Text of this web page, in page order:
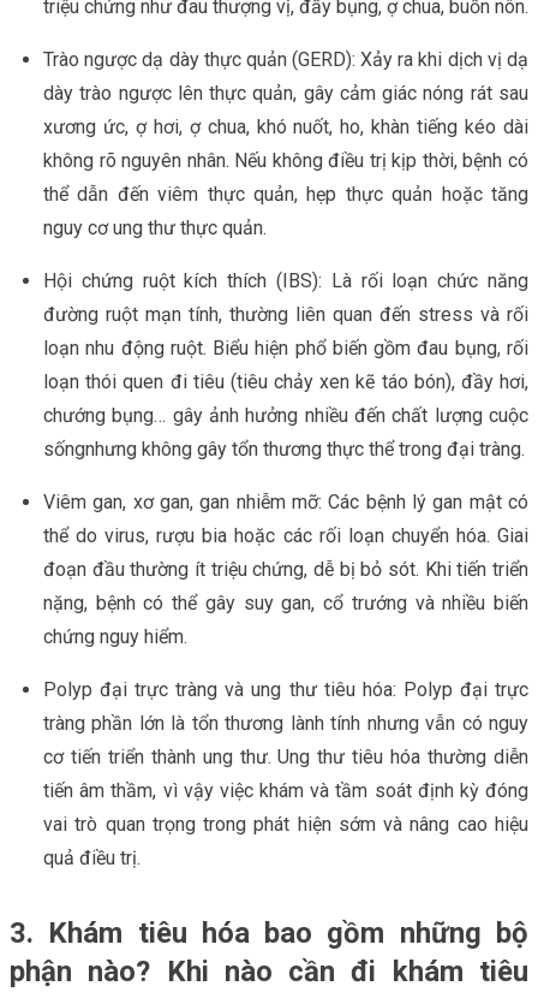
triệu chứng như đau thượng vị, đầy bụng, ợ chua, buồn nôn.
Trào ngược dạ dày thực quản (GERD): Xảy ra khi dịch vị dạ
dày trào ngược lên thực quản, gây cảm giác nóng rát sau
xương ức, ợ hơi, ợ chua, khó nuốt, ho, khàn tiếng kéo dài
không rõ nguyên nhân. Nếu không điều trị kịp thời, bệnh có
thể dẫn đến viêm thực quản, hẹp thực quản hoặc tăng
nguy cơ ung thư thực quản.
Hội chứng ruột kích thích (IBS): Là rối loạn chức năng
đường ruột mạn tính, thường liên quan đến stress và rối
loạn nhu động ruột. Biểu hiện phổ biến gồm đau bụng, rối
loạn thói quen đi tiêu (tiêu chảy xen kẽ táo bón), đầy hơi,
chướng bụng… gây ảnh hưởng nhiều đến chất lượng cuộc
sốngnhưng không gây tổn thương thực thể trong đại tràng.
Viêm gan, xơ gan, gan nhiễm mỡ: Các bệnh lý gan mật có
thể do virus, rượu bia hoặc các rối loạn chuyển hóa. Giai
đoạn đầu thường ít triệu chứng, dễ bị bỏ sót. Khi tiến triển
nặng, bệnh có thể gây suy gan, cổ trướng và nhiều biến
chứng nguy hiểm.
Polyp đại trực tràng và ung thư tiêu hóa: Polyp đại trực
tràng phần lớn là tổn thương lành tính nhưng vẫn có nguy
cơ tiến triển thành ung thư. Ung thư tiêu hóa thường diễn
tiến âm thầm, vì vậy việc khám và tầm soát định kỳ đóng
vai trò quan trọng trong phát hiện sớm và nâng cao hiệu
quả điều trị.
3. Khám tiêu hóa bao gồm những bộ
phận nào? Khi nào cần đi khám tiêu